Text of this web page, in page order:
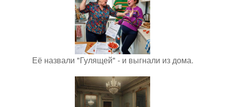
Её назвали "Гулящей" - и выгнали из дома.